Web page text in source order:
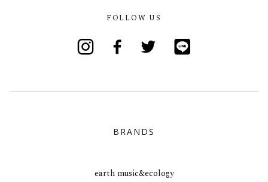
FOLLOW US
BRANDS
earth music&ecology